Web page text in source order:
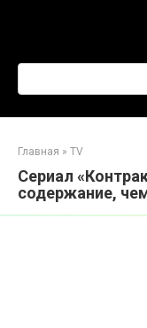
Главная » TV
Сериал
содержание,